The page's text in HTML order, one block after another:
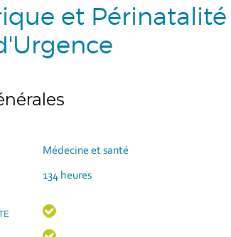
et Périnatalité
Médecine et santé
134 heures